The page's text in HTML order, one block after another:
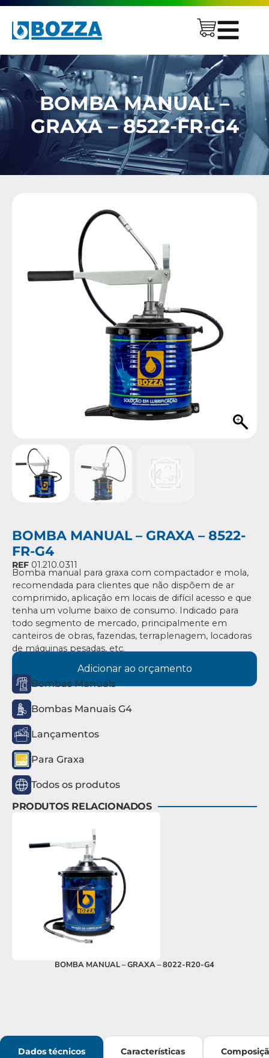
BOMBA MANUAL –
GRAXA – 8522-FR-G4
BOMBA MANUAL – GRAXA – 8522-
FR-G4
REF 01.210.0311
Bomba manual para graxa com compactador e mola,
recomendada para clientes que não dispõem de ar
comprimido, aplicação em locais de difícil acesso e que
tenha um volume baixo de consumo. Indicado para
todo segmento de mercado, principalmente em
canteiros de obras, fazendas, terraplenagem, locadoras
de máquinas pesadas, etc.
Adicionar ao orçamento
Bombas Manuais
Bombas Manuais G4
Lançamentos
Para Graxa
Todos os produtos
PRODUTOS RELACIONADOS
BOMBA MANUAL – GRAXA – 8022-R20-G4
Dados técnicos Características